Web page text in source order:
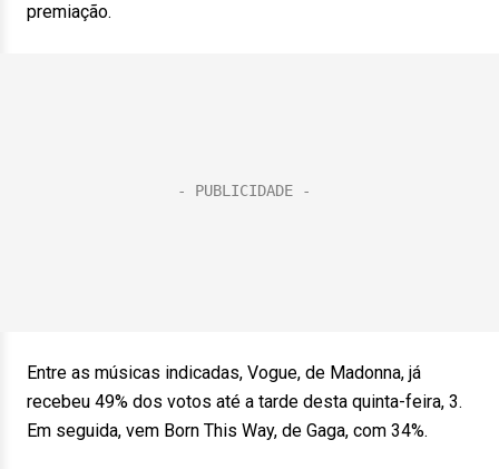
premiação.
Entre as músicas indicadas, Vogue, de Madonna, já
recebeu 49% dos votos até a tarde desta quinta-feira, 3.
Em seguida, vem Born This Way, de Gaga, com 34%.